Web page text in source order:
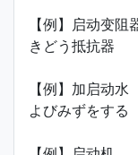
【例】启动变阻
きどう抵抗器
【例】加启动水
よびみずをする